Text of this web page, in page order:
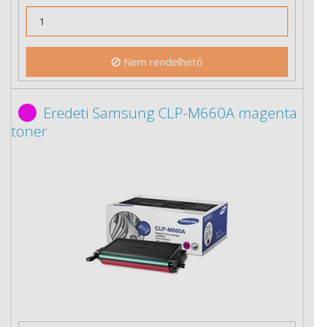
Nem rendelhető
Eredeti Samsung CLP-M660A magenta
toner